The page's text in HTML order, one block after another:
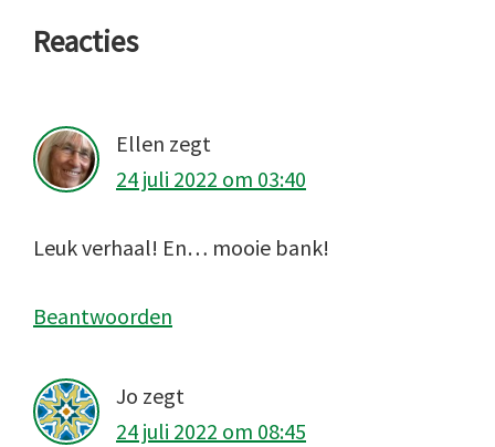
Lees
Reacties
Ellen zegt
24 juli 2022 om 03:40
Leuk verhaal! En… mooie bank!
Beantwoorden
Jo zegt
24 juli 2022 om 08:45